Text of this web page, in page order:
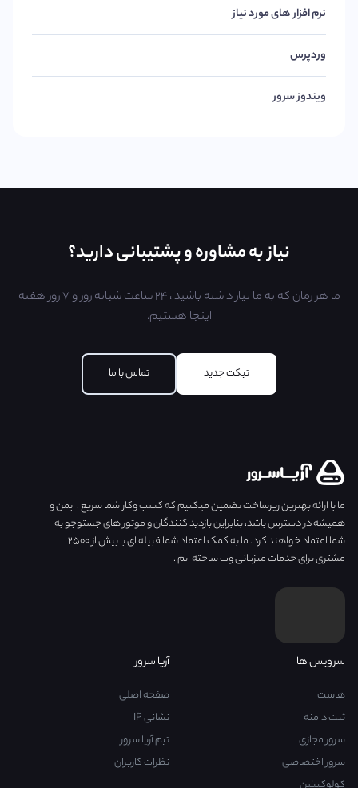
نرم افزار های مورد نیاز
وردپرس
ویندوز سرور
نیاز به مشاوره و پشتیبانی دارید؟
ما هر زمان که به ما نیاز داشته باشید ، ۲۴ ساعت شبانه روز و ۷ روز هفته
اینجا هستیم.
تیکت جدید تماس با ما
ما با ارائه بهترین زیرساخت تضمین میکنیم که کسب وکار شما سریع ، ایمن و
همیشه در دسترس باشد، بنابراین بازدید کنندگان و موتور های جستوجو به
شما اعتماد خواهند کرد. ما به کمک اعتماد شما قبیله ای با بیش از ۲۵۰۰
مشتری برای خدمات میزبانی وب ساخته ایم .
سرویس ها
هاست
ثبت دامنه
سرور مجازی
سرور اختصاصی
آریا سرور
صفحه اصلی
نشانی IP
تیم آریا سرور
نظرات کاربران